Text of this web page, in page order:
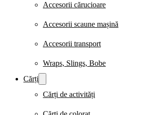
Accesorii cărucioare
Accesorii scaune mașină
Accesorii transport
Wraps, Slings, Bobe
Cărți
Cărți de activități